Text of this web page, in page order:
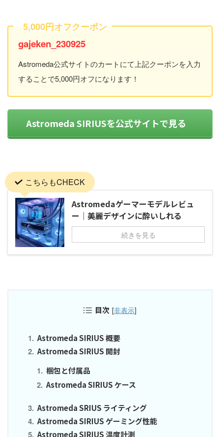
5,000円オフクーポン
gajeken_230925
Astromeda公式サイトのカートにて上記クーポンを入力
することで5,000円オフになります！
Astromeda SIRIUSを公式サイトで見る
こちらもCHECK
Astromedaゲーマーモデルレビュ
ー｜美麗デザインに酔いしれる
続きを見る
目次 [非表示]
Astromeda SIRIUS 概要
Astromeda SIRIUS 開封
梱包と付属品
Astromeda SIRIUS ケース
Astromeda SRIUS ライティング
Astromeda SIRIUS ゲーミング性能
Astromeda SIRIUS 温度計測